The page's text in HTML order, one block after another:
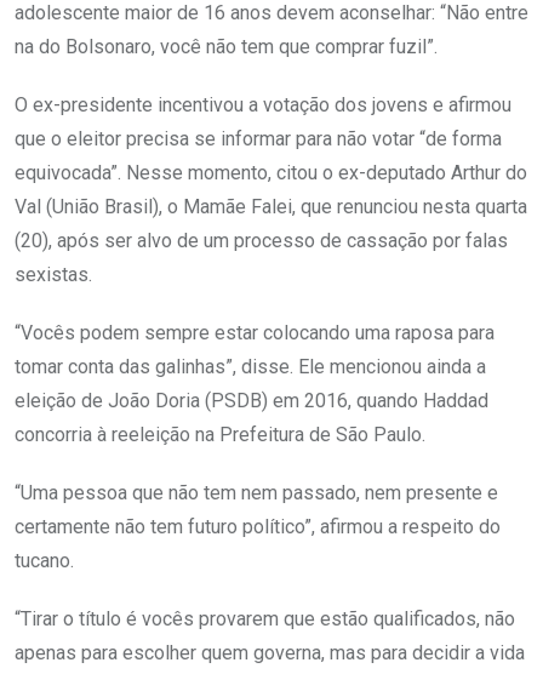
adolescente maior de 16 anos devem aconselhar: “Não entre
na do Bolsonaro, você não tem que comprar fuzil”.
O ex-presidente incentivou a votação dos jovens e afirmou
que o eleitor precisa se informar para não votar “de forma
equivocada”. Nesse momento, citou o ex-deputado Arthur do
Val (União Brasil), o Mamãe Falei, que renunciou nesta quarta
(20), após ser alvo de um processo de cassação por falas
sexistas.
“Vocês podem sempre estar colocando uma raposa para
tomar conta das galinhas”, disse. Ele mencionou ainda a
eleição de João Doria (PSDB) em 2016, quando Haddad
concorria à reeleição na Prefeitura de São Paulo.
“Uma pessoa que não tem nem passado, nem presente e
certamente não tem futuro político”, afirmou a respeito do
tucano.
“Tirar o título é vocês provarem que estão qualificados, não
apenas para escolher quem governa, mas para decidir a vida